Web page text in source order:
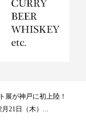
展が神戸に初上陸！
月21日（木）...